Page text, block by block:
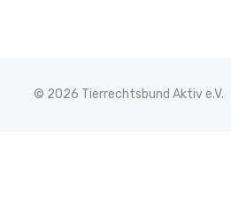
© 2026 Tierrechtsbund Aktiv e.V.